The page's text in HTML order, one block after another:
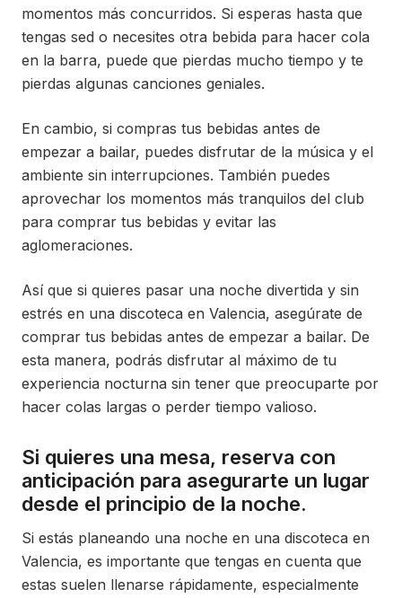
momentos más concurridos. Si esperas hasta que
tengas sed o necesites otra bebida para hacer cola
en la barra, puede que pierdas mucho tiempo y te
pierdas algunas canciones geniales.
En cambio, si compras tus bebidas antes de
empezar a bailar, puedes disfrutar de la música y el
ambiente sin interrupciones. También puedes
aprovechar los momentos más tranquilos del club
para comprar tus bebidas y evitar las
aglomeraciones.
Así que si quieres pasar una noche divertida y sin
estrés en una discoteca en Valencia, asegúrate de
comprar tus bebidas antes de empezar a bailar. De
esta manera, podrás disfrutar al máximo de tu
experiencia nocturna sin tener que preocuparte por
hacer colas largas o perder tiempo valioso.
Si quieres una mesa, reserva con
anticipación para asegurarte un lugar
desde el principio de la noche.
Si estás planeando una noche en una discoteca en
Valencia, es importante que tengas en cuenta que
estas suelen llenarse rápidamente, especialmente